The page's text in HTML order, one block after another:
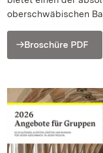
oberschwäbischen
Broschüre PDF